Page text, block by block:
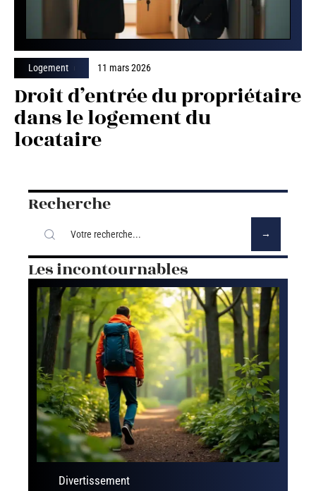
Logement 11 mars 2026
Droit d’entrée du propriétaire
dans le logement du
locataire
Recherche
Les incontournables
Divertissement